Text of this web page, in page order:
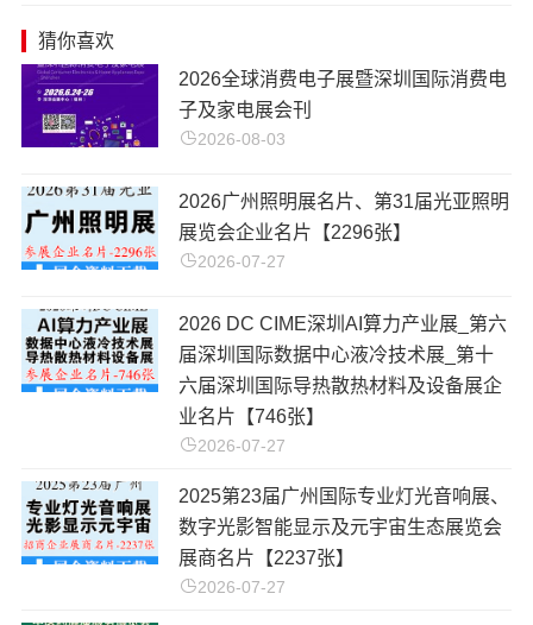
猜你喜欢
​2026全球消费电子展暨深圳国际消费电
子及家电展会刊
2026-08-03
2026广州照明展名片、第31届光亚照明
展览会企业名片【2296张】
2026-07-27
2026 DC CIME深圳AI算力产业展_第六
届深圳国际数据中心液冷技术展_第十
六届深圳国际导热散热材料及设备展企
业名片【746张】
2026-07-27
2025第23届广州国际专业灯光音响展、
数字光影智能显示及元宇宙生态展览会
展商名片【2237张】
2026-07-27